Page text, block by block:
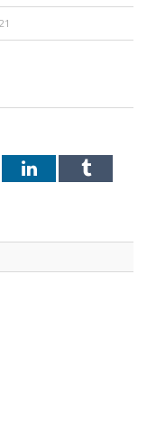
LinkedInTumblr